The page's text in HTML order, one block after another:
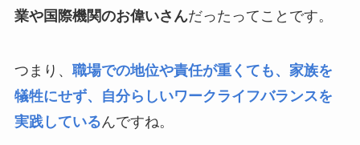
業や国際機関のお偉いさんだったってことです。
つまり、 職場での地位や責任が重くても、家族を
犠牲にせず、自分らしいワークライフバランスを
実践しているんですね。